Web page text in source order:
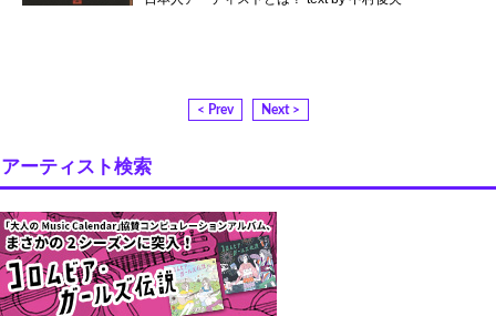
< Prev Next >
アーティスト検索